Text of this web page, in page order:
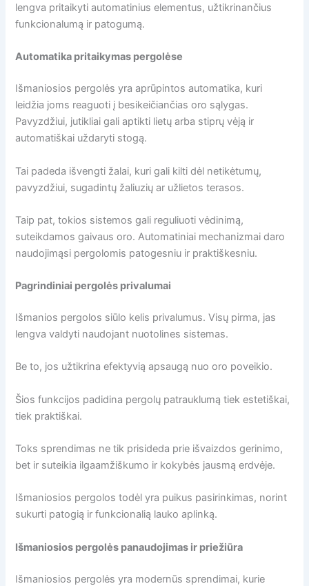
lengva pritaikyti automatinius elementus, užtikrinančius
funkcionalumą ir patogumą.
Automatika pritaikymas pergolėse
Išmaniosios pergolės yra aprūpintos automatika, kuri
leidžia joms reaguoti į besikeičiančias oro sąlygas.
Pavyzdžiui, jutikliai gali aptikti lietų arba stiprų vėją ir
automatiškai uždaryti stogą.
Tai padeda išvengti žalai, kuri gali kilti dėl netikėtumų,
pavyzdžiui, sugadintų žaliuzių ar užlietos terasos.
Taip pat, tokios sistemos gali reguliuoti vėdinimą,
suteikdamos gaivaus oro. Automatiniai mechanizmai daro
naudojimąsi pergolomis patogesniu ir praktiškesniu.
Pagrindiniai pergolės privalumai
Išmanios pergolos siūlo kelis privalumus. Visų pirma, jas
lengva valdyti naudojant nuotolines sistemas.
Be to, jos užtikrina efektyvią apsaugą nuo oro poveikio.
Šios funkcijos padidina pergolų patrauklumą tiek estetiškai,
tiek praktiškai.
Toks sprendimas ne tik prisideda prie išvaizdos gerinimo,
bet ir suteikia ilgaamžiškumo ir kokybės jausmą erdvėje.
Išmaniosios pergolos todėl yra puikus pasirinkimas, norint
sukurti patogią ir funkcionalią lauko aplinką.
Išmaniosios pergolės panaudojimas ir priežiūra
Išmaniosios pergolės yra modernūs sprendimai, kurie